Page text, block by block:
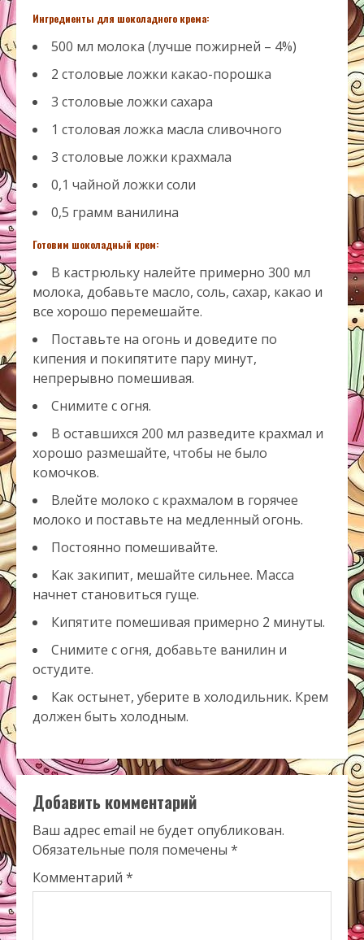
Ингредиенты для шоколадного крема:
500 мл молока (лучше пожирней – 4%)
2 столовые ложки какао-порошка
3 столовые ложки сахара
1 столовая ложка масла сливочного
3 столовые ложки крахмала
0,1 чайной ложки соли
0,5 грамм ванилина
Готовим шоколадный крем:
В кастрюльку налейте примерно 300 мл
молока, добавьте масло, соль, сахар, какао и
все хорошо перемешайте.
Поставьте на огонь и доведите по
кипения и покипятите пару минут,
непрерывно помешивая.
Снимите с огня.
В оставшихся 200 мл разведите крахмал и
хорошо размешайте, чтобы не было
комочков.
Влейте молоко с крахмалом в горячее
молоко и поставьте на медленный огонь.
Постоянно помешивайте.
Как закипит, мешайте сильнее. Масса
начнет становиться гуще.
Кипятите помешивая примерно 2 минуты.
Снимите с огня, добавьте ванилин и
остудите.
Как остынет, уберите в холодильник. Крем
должен быть холодным.
Добавить комментарий
Ваш адрес email не будет опубликован.
Обязательные поля помечены *
Комментарий *